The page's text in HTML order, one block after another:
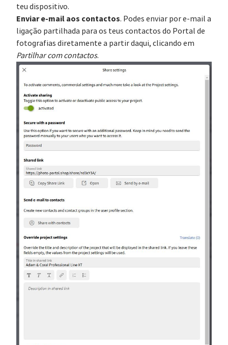
teu dispositivo.
Enviar e-mail aos contactos. Podes enviar por e-mail a
ligação partilhada para os teus contactos do Portal de
fotografias diretamente a partir daqui, clicando em
Partilhar com contactos.